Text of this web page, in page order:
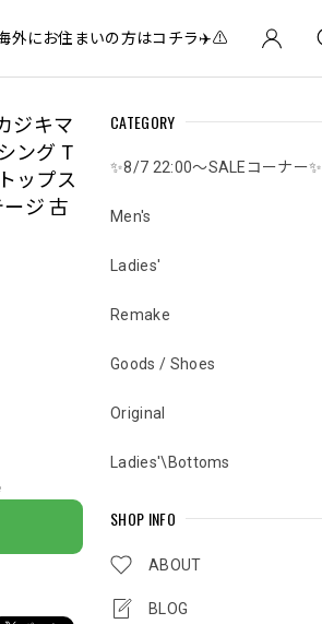
にお住まいの方はコチラ✈️⚠️
CATEGORY
✨8/7 22:00～SALEコーナー✨
Men's
Ladies'
Remake
Goods / Shoes
Original
Ladies'\Bottoms
SHOP INFO
ABOUT
BLOG
ジキマ
ング T
ップス
ジ 古